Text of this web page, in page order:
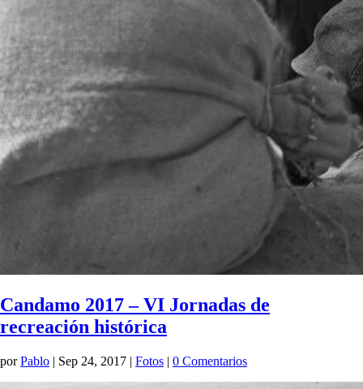
Candamo 2017 – VI Jornadas de
recreación histórica
porPablo | Sep 24, 2017 | Fotos | 0 Comentarios